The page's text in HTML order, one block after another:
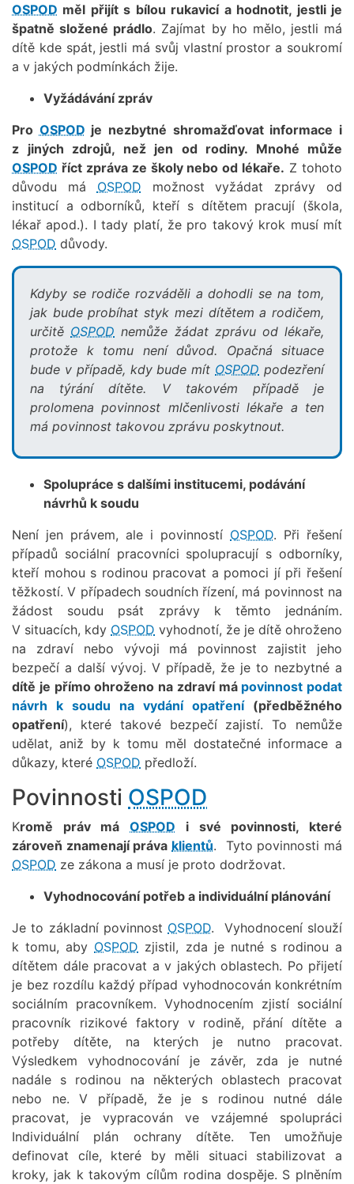
OSPOD měl přijít s bílou rukavicí a hodnotit, jestli je
špatně složené prádlo. Zajímat by ho mělo, jestli má
dítě kde spát, jestli má svůj vlastní prostor a soukromí
a v jakých podmínkách žije.
Vyžádávání zpráv
Pro OSPOD je nezbytné shromažďovat informace i
z jiných zdrojů, než jen od rodiny. Mnohé může
OSPOD říct zpráva ze školy nebo od lékaře. Z tohoto
důvodu má OSPOD možnost vyžádat zprávy od
institucí a odborníků, kteří s dítětem pracují (škola,
lékař apod.). I tady platí, že pro takový krok musí mít
OSPOD důvody.
Kdyby se rodiče rozváděli a dohodli se na tom,
jak bude probíhat styk mezi dítětem a rodičem,
určitě OSPOD nemůže žádat zprávu od lékaře,
protože k tomu není důvod. Opačná situace
bude v případě, kdy bude mít OSPOD podezření
na týrání dítěte. V takovém případě je
prolomena povinnost mlčenlivosti lékaře a ten
má povinnost takovou zprávu poskytnout.
Spolupráce s dalšími institucemi, podávání
návrhů k soudu
Není jen právem, ale i povinností OSPOD. Při řešení
případů sociální pracovníci spolupracují s odborníky,
kteří mohou s rodinou pracovat a pomoci jí při řešení
těžkostí. V případech soudních řízení, má povinnost na
žádost soudu psát zprávy k těmto jednáním.
V situacích, kdy OSPOD vyhodnotí, že je dítě ohroženo
na zdraví nebo vývoji má povinnost zajistit jeho
bezpečí a další vývoj. V případě, že je to nezbytné a
dítě je přímo ohroženo na zdraví má povinnost podat
návrh k soudu na vydání opatření(předběžného
opatření), které takové bezpečí zajistí. To nemůže
udělat, aniž by k tomu měl dostatečné informace a
důkazy, které OSPOD předloží.
Povinnosti OSPOD
Kromě práv máOSPOD i své povinnosti, které
zároveň znamenají práva klientů. Tyto povinnosti má
OSPOD ze zákona a musí je proto dodržovat.
Vyhodnocování potřeb a individuální plánování
Je to základní povinnost OSPOD. Vyhodnocení slouží
k tomu, aby OSPOD zjistil, zda je nutné s rodinou a
dítětem dále pracovat a v jakých oblastech. Po přijetí
je bez rozdílu každý případ vyhodnocován konkrétním
sociálním pracovníkem. Vyhodnocením zjistí sociální
pracovník rizikové faktory v rodině, přání dítěte a
potřeby dítěte, na kterých je nutno pracovat.
Výsledkem vyhodnocování je závěr, zda je nutné
nadále s rodinou na některých oblastech pracovat
nebo ne. V případě, že je s rodinou nutné dále
pracovat, je vypracován ve vzájemné spolupráci
Individuální plán ochrany dítěte. Ten umožňuje
definovat cíle, které by měli situaci stabilizovat a
kroky, jak k takovým cílům rodina dospěje. S plněním